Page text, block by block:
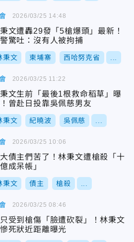
文遭轟29發「5槍爆頭」最新！
驚吐：沒有人被拘捕
秉文 柬埔寨 西哈努克省
2026/03/25 14:48
文生前「最後1根救命稻草」曝
曾赴日投靠吳佩慈男友
秉文 紀曉波 吳佩慈
2026/03/25 11:22
債主們苦了！林秉文遭槍殺「十
成呆帳」
秉文 債主 槍殺
2026/03/25 10:06
受到槍傷「臉遭砍裂」！林秉文
死狀近距離曝光
2026/03/25 08:46